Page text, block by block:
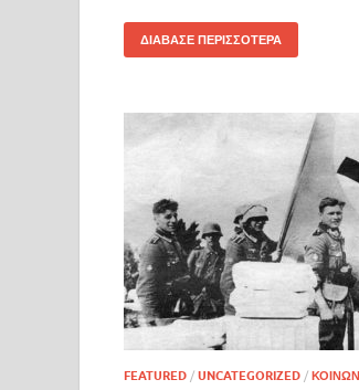
ΔΙΑΒΑΣΕ ΠΕΡΙΣΣΟΤΕΡΑ
FEATURED / UNCATEGORIZED /